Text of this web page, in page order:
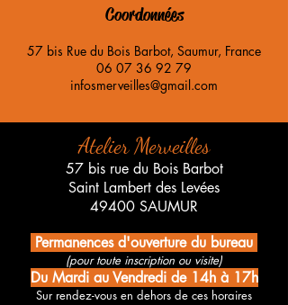
Coordonnées
57 bis Rue du Bois Barbot, Saumur, France
06 07 36 92 79
infosmerveilles@gmail.com
Atelier Merveilles
57 bis rue du Bois Barbot
Saint Lambert des Levées
49400 SAUMUR
Permanences d'ouverture du bureau
(pour toute inscription ou visite)
Du Mardi au Vendredi de 14h à 17h
Sur rendez-vous en dehors de ces horaires